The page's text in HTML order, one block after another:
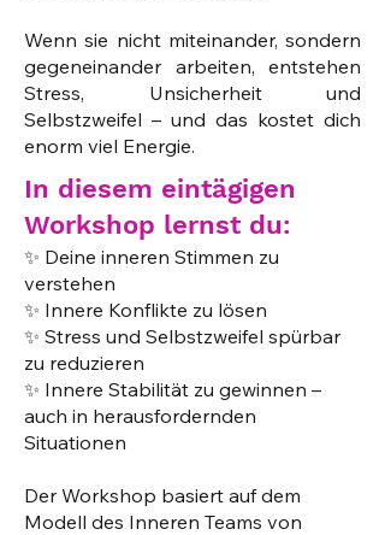
​​Wenn sie nicht miteinander, sondern
gegeneinander arbeiten, entstehen
Stress, Unsicherheit und
Selbstzweifel – und das kostet dich
enorm viel Energie.
In diesem eintägigen
Workshop lernst du:
✨ Deine inneren Stimmen zu
verstehen
✨ Innere Konflikte zu lösen
✨ Stress und Selbstzweifel spürbar
zu reduzieren
✨ Innere Stabilität zu gewinnen –
auch in herausfordernden
Situationen
Der Workshop basiert auf dem
Modell des Inneren Teams von